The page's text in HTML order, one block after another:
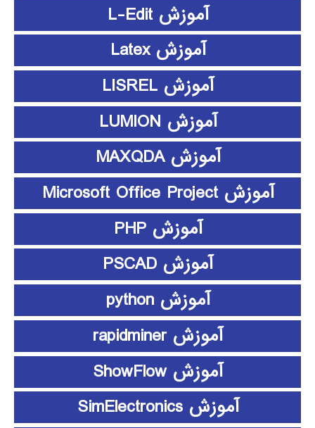
آموزش L-Edit
آموزش Latex
آموزش LISREL
آموزش LUMION
آموزش MAXQDA
آموزش Microsoft Office Project
آموزش PHP
آموزش PSCAD
آموزش python
آموزش rapidminer
آموزش ShowFlow
آموزش SimElectronics